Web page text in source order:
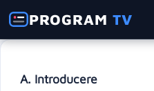
PROGRAMTV
A. Introducere